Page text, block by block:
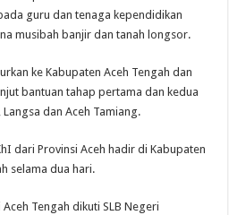
guru dan tenaga kependidikan
musibah banjir dan tanah longsor.
ke Kabupaten Aceh Tengah dan
bantuan tahap pertama dan kedua
dan Aceh Tamiang.
dari Provinsi Aceh hadir di Kabupaten
selama dua hari.
Tengah dikuti SLB Negeri